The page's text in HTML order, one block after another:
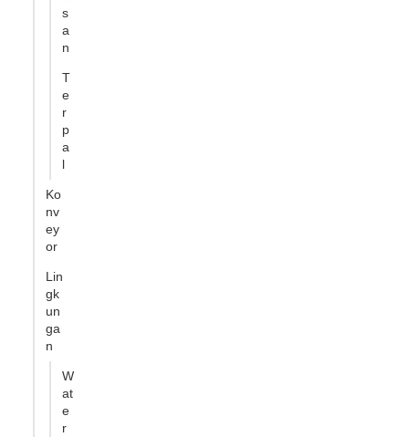
s
a
n
T
e
r
p
a
l
Ko
nv
ey
or
Lin
gk
un
ga
n
W
at
e
r